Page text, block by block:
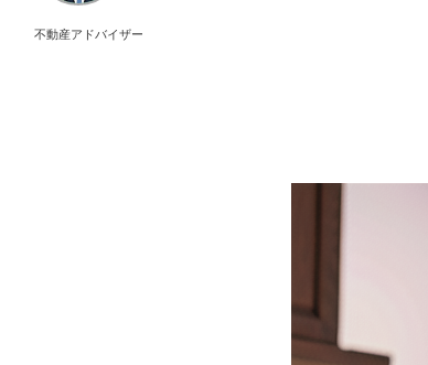
不動産アドバイザー